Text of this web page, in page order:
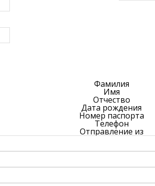
Фамилия
Имя
Отчество
Дата рождения
Номер паспорта
Телефон
Отправление из